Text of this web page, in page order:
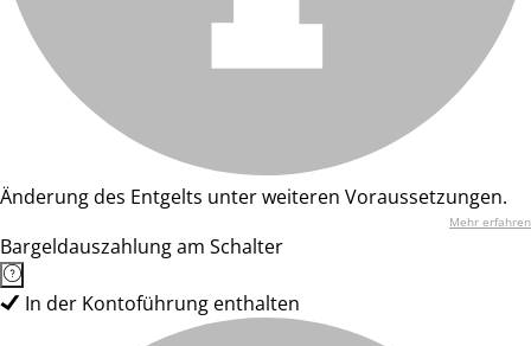
Änderung des Entgelts unter weiteren Voraussetzungen.
Mehr erfahren
Bargeldauszahlung am Schalter
In der Kontoführung enthalten